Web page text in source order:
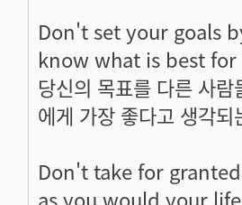
Don't set your goals
know what is best for
당신의 목표를 다른 사
에게 가장 좋다고 생각
Don't take for
as you would your